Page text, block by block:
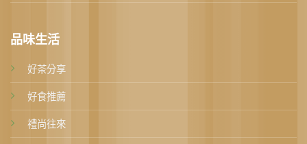
品味生活
好茶分享
好食推薦
禮尚往來